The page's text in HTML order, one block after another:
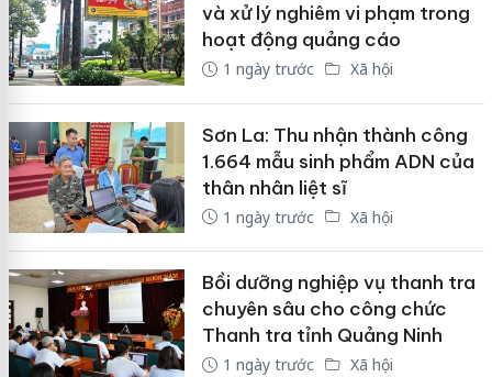
và xử lý nghiêm vi phạm trong
hoạt động quảng cáo
1 ngày trước Xã hội
Sơn La: Thu nhận thành công
1.664 mẫu sinh phẩm ADN của
thân nhân liệt sĩ
1 ngày trước Xã hội
Bồi dưỡng nghiệp vụ thanh tra
chuyên sâu cho công chức
Thanh tra tỉnh Quảng Ninh
1 ngày trước Xã hội